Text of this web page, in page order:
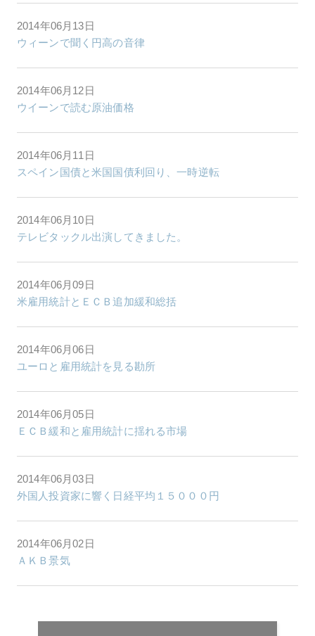
2014年06月13日
ウィーンで聞く円高の音律
2014年06月12日
ウイーンで読む原油価格
2014年06月11日
スペイン国債と米国国債利回り、一時逆転
2014年06月10日
テレビタックル出演してきました。
2014年06月09日
米雇用統計とＥＣＢ追加緩和総括
2014年06月06日
ユーロと雇用統計を見る勘所
2014年06月05日
ＥＣＢ緩和と雇用統計に揺れる市場
2014年06月03日
外国人投資家に響く日経平均１５０００円
2014年06月02日
ＡＫＢ景気